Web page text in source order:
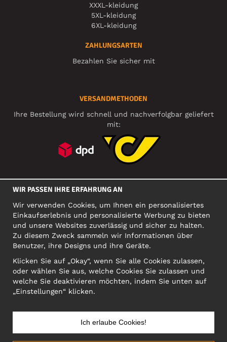
XXXL-kleidung
5XL-kleidung
6XL-kleidung
ZAHLUNGSARTEN
Bezahlen Sie sicher mit
VERSANDMETHODEN
Ihre Bestellung wird schnell und nachverfolgbar geliefert
mit:
SOZIALE MEDIEN
FIRMA
Motley Denim Europe OÜ
Narva mnt 5, EE-10117 Tallinn
Org: 12356245, VAT: EE101578318
ACHTUNG! Produktrücksendungen nicht an diese Adresse
schicken!
WIR PASSEN IHRE ERFAHRUNG AN
Wir verwenden Cookies, um Ihnen ein personalisiertes
Einkaufserlebnis und personalisierte Werbung zu bieten
und unsere Websites zuverlässig und sicher zu halten.
Zu diesem Zweck sammeln wir Informationen über
Benutzer, ihre Designs und ihre Geräte.
Klicken Sie auf „Okay“, wenn Sie alle Cookies zulassen,
oder wählen Sie aus, welche Cookies Sie zulassen und
welche Sie deaktivieren möchten, indem Sie unten auf
„Einstellungen“ klicken.
Ich erlaube Cookies!